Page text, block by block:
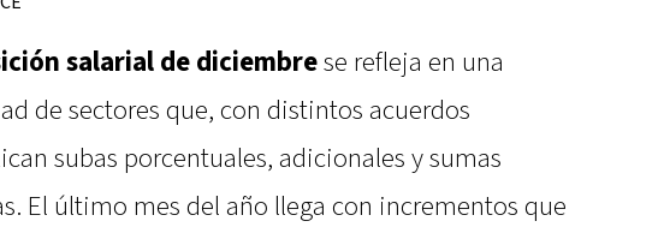
salarial de diciembrese refleja en una
de sectores que, con distintos acuerdos
subas porcentuales, adicionales y sumas
El último mes del año llega con incrementos que